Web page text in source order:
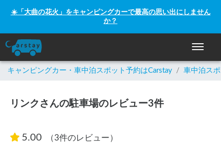
☀️「大曲の花火」をキャンピングカーで最高の思い出にしません
か？
ナビゲ
キャンピングカー・車中泊スポット予約はCarstay / 車中泊ス
リンクさんの駐車場のレビュー3件
5.00 （3件のレビュー）